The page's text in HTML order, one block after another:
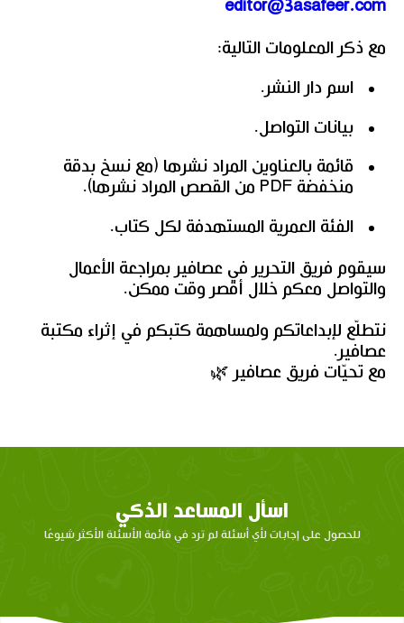
editor@3asafeer.com
مع ذكر المعلومات التالية:
اسم دار النشر.
بيانات التواصل.
قائمة بالعناوين المراد نشرها (مع نسخ بدقة
منخفضة PDF من القصص المراد نشرها).
الفئة العمرية المستهدفة لكل كتاب.
سيقوم فريق التحرير في عصافير بمراجعة الأعمال
والتواصل معكم خلال أقصر وقت ممكن.
نتطلّع لإبداعاتكم ولمساهمة كتبكم في إثراء مكتبة
عصافير.
مع تحيّات فريق عصافير 🌿
اسأل المساعد الذكي
للحصول على إجابات لأي أسئلة لم ترد في قائمة الأسئلة الأكثر شيوعًا